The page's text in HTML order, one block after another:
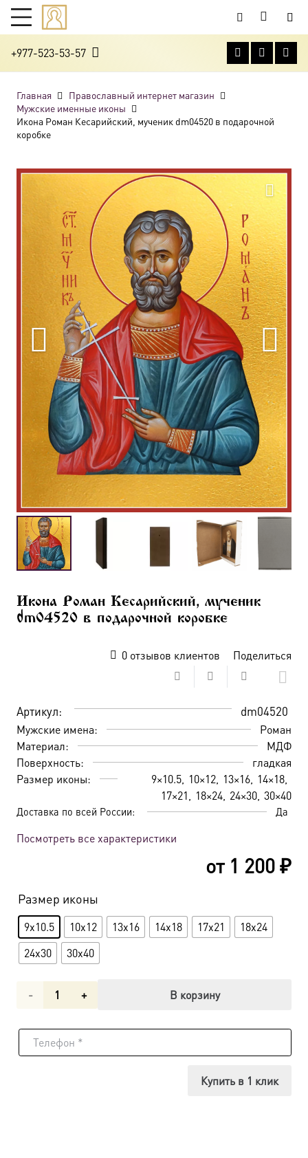
+977-523-53-57
Главная
Православный интернет магазин
Мужские именные иконы
Икона Роман Кесарийский, мученик dm04520 в подарочной
коробке
Икона Роман Кесарийский, мученик
dm04520 в подарочной коробке
0отзывов клиентов Поделиться
Артикул: dm04520
Мужские имена:
Роман
Материал:
МДФ
Поверхность:
гладкая
Размер иконы:
9×10.5 10×12 13×16 14×18
17×21
18×24 24×30 30×40
Доставка по всей России: Да
Посмотреть все характеристики
от 1 200₽
Размер иконы
9x10.5 10x12 13x16 14x18 17x21
18x24
24x30
30x40
Количество
Икона
В корзину
Купить в 1 клик